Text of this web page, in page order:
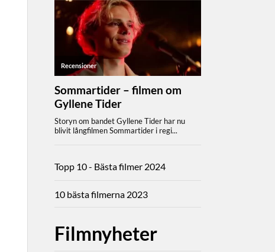
Topp 10 - Bästa filmer 2024
10 bästa filmerna 2023
Filmnyheter